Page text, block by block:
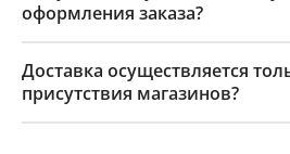
оформления заказа?
Доставка осуществляется
присутствия магазинов?